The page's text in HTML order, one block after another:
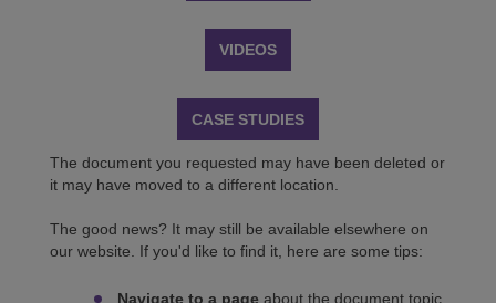
VIDEOS
CASE STUDIES
The document you requested may have been deleted or
it may have moved to a different location.
The good news? It may still be available elsewhere on
our website. If you'd like to find it, here are some tips:
Navigate to a page about the document topic